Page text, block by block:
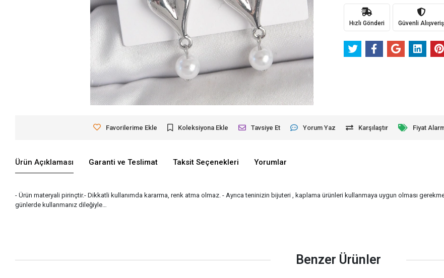
Hızlı Gönderi Güvenli Alışveriş
Favorilerime Ekle Koleksiyona Ekle Tavsiye Et Yorum Yaz Karşılaştır Fiyat
Ürün Açıklaması Garanti ve Teslimat Taksit Seçenekleri Yorumlar
- Ürün materyali pirinçtir.- Dikkatli kullanımda kararma, renk atma olmaz. - Ayrıca teninizin bijuteri , kaplama ürünleri kullanmaya uygun olması
günlerde kullanmanız dileğiyle…
Benzer Ürünler